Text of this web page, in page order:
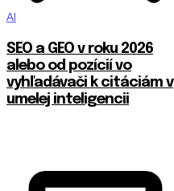
AI
SEO a GEO v roku 2026
alebo od pozícií vo
vyhľadávači k citáciám v
umelej inteligencii